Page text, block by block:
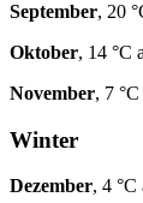
September, 20
Oktober, 14 °C
November, 7
Winter
Dezember, 4